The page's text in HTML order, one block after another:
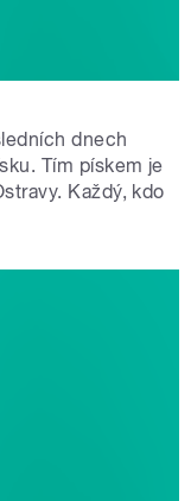
dnech
Tím pískem je
Každý, kdo